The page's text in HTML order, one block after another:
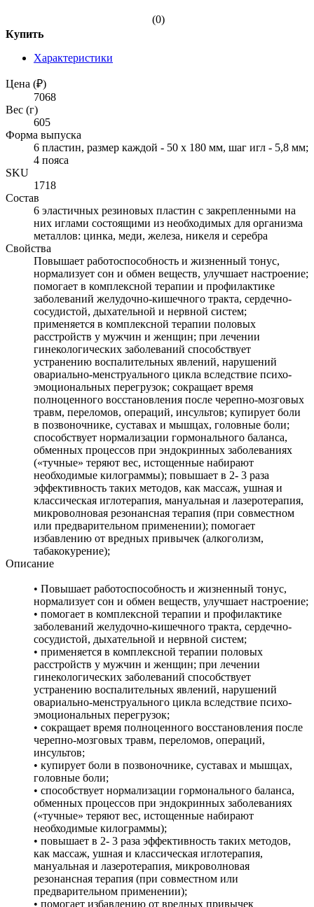
(0)
Купить
Характеристики
Цена (₽)
7068
Вес (г)
605
Форма выпуска
6 пластин, размер каждой - 50 х 180 мм, шаг игл - 5,8 мм;
4 пояса
SKU
1718
Состав
6 эластичных резиновых пластин с закрепленными на
них иглами состоящими из необходимых для организма
металлов: цинка, меди, железа, никеля и серебра
Свойства
Повышает работоспособность и жизненный тонус,
нормализует сон и обмен веществ, улучшает настроение;
помогает в комплексной терапии и профилактике
заболеваний желудочно-кишечного тракта, сердечно-
сосудистой, дыхательной и нервной систем;
применяется в комплексной терапии половых
расстройств у мужчин и женщин; при лечении
гинекологических заболеваний способствует
устранению воспалительных явлений, нарушений
овариально-менструального цикла вследствие психо-
эмоциональных перегрузок; сокращает время
полноценного восстановления после черепно-мозговых
травм, переломов, операций, инсультов; купирует боли
в позвоночнике, суставах и мышцах, головные боли;
способствует нормализации гормонального баланса,
обменных процессов при эндокринных заболеваниях
(«тучные» теряют вес, истощенные набирают
необходимые килограммы); повышает в 2- 3 раза
эффективность таких методов, как массаж, ушная и
классическая иглотерапия, мануальная и лазеротерапия,
микроволновая резонансная терапия (при совместном
или предварительном применении); помогает
избавлению от вредных привычек (алкоголизм,
табакокурение);
Описание
• Повышает работоспособность и жизненный тонус,
нормализует сон и обмен веществ, улучшает настроение;
• помогает в комплексной терапии и профилактике
заболеваний желудочно-кишечного тракта, сердечно-
сосудистой, дыхательной и нервной систем;
• применяется в комплексной терапии половых
расстройств у мужчин и женщин; при лечении
гинекологических заболеваний способствует
устранению воспалительных явлений, нарушений
овариально-менструального цикла вследствие психо-
эмоциональных перегрузок;
• сокращает время полноценного восстановления после
черепно-мозговых травм, переломов, операций,
инсультов;
• купирует боли в позвоночнике, суставах и мышцах,
головные боли;
• способствует нормализации гормонального баланса,
обменных процессов при эндокринных заболеваниях
(«тучные» теряют вес, истощенные набирают
необходимые килограммы);
• повышает в 2- 3 раза эффективность таких методов,
как массаж, ушная и классическая иглотерапия,
мануальная и лазеротерапия, микроволновая
резонансная терапия (при совместном или
предварительном применении);
• помогает избавлению от вредных привычек